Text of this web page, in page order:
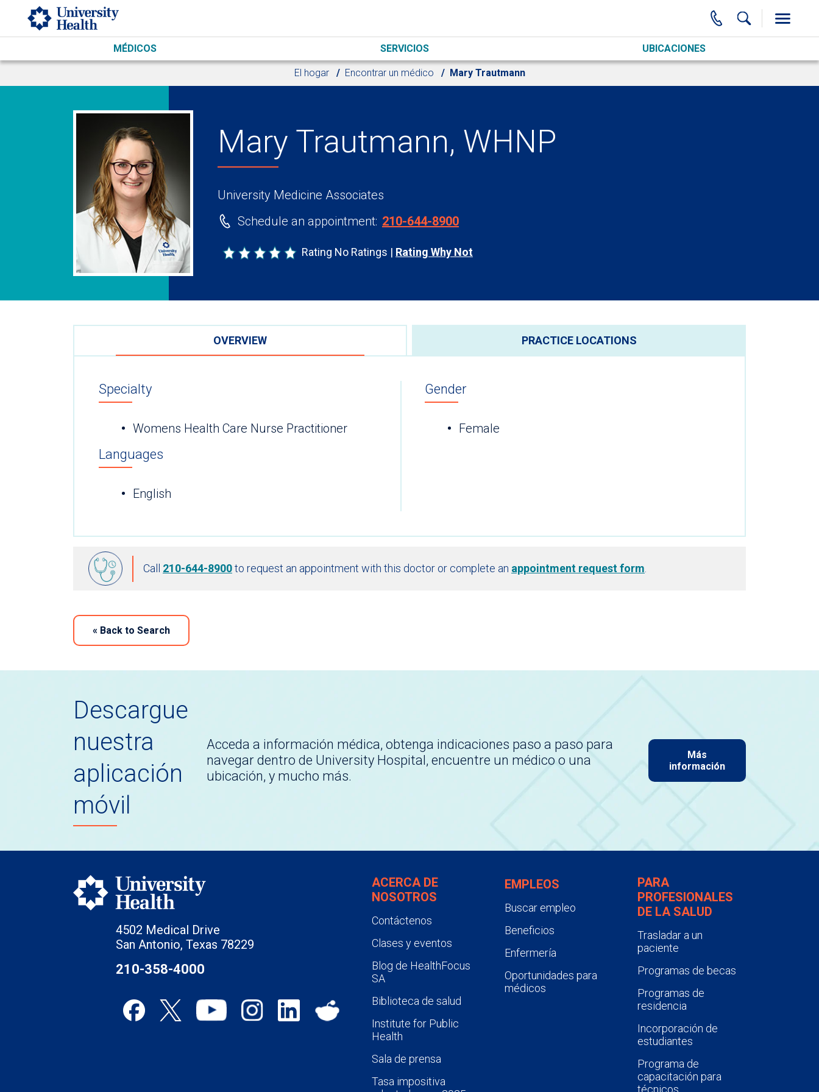
Skip to main content
MÉDICOS SERVICIOS UBICACIONES
El hogar Encontrar un médico Mary Trautmann
Mary Trautmann, WHNP
University Medicine Associates
Schedule an appointment: 210-644-8900
Rating No Ratings Rating Why Not
OVERVIEW PRACTICE LOCATIONS
Specialty
Womens Health Care Nurse Practitioner
Languages
English
Gender
Female
Call 210-644-8900to request an appointment with this doctor or complete an appointment request form.
« Back to Search
Descargue
nuestra
aplicación
móvil
Acceda a información médica, obtenga indicaciones paso a paso para
navegar dentro de University Hospital, encuentre un médico o una
ubicación, y mucho más.
Más
información
4502 Medical Drive
San Antonio, Texas 78229
210-358-4000
ACERCA DE
NOSOTROS
Contáctenos
Clases y eventos
Blog de HealthFocus
SA
Biblioteca de salud
Institute for Public
Health
Sala de prensa
Tasa impositiva
EMPLEOS
Buscar empleo
Beneficios
Enfermería
Oportunidades para
médicos
PARA
PROFESIONALES
DE LA SALUD
Trasladar a un
paciente
Programas de becas
Programas de
residencia
Incorporación de
estudiantes
Programa de
capacitación para